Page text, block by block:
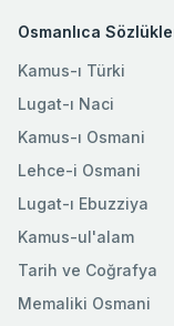
Osmanlıca
Kamus-ı Türki
Lugat-ı Naci
Kamus-ı Osmani
Lehce-i Osmani
Lugat-ı Ebuzziya
Kamus-ul'alam
Tarih ve Coğrafya
Memaliki Osmani